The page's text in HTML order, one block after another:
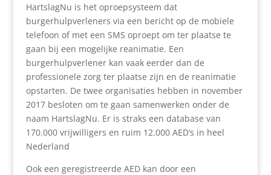
HartslagNu is het oproepsysteem dat
burgerhulpverleners via een bericht op de mobiele
telefoon of met een SMS oproept om ter plaatse te
gaan bij een mogelijke reanimatie. Een
burgerhulpverlener kan vaak eerder dan de
professionele zorg ter plaatse zijn en de reanimatie
opstarten. De twee organisaties hebben in november
2017 besloten om te gaan samenwerken onder de
naam HartslagNu. Er is straks een database van
170.000 vrijwilligers en ruim 12.000 AED’s in heel
Nederland
Ook een geregistreerde AED kan door een